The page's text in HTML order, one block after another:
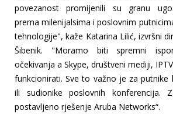
povezanost promijenili su granu
prema milenijalsima i poslovnim
tehnologije", kaže Katarina Lilić, izvršni
Šibenik. "Moramo biti spremni
očekivanja a Skype, društveni mediji,
funkcionirati. Sve to važno je za putnike
ili sudionike poslovnih konferencija.
postavljeno rješenje Aruba Networks“.